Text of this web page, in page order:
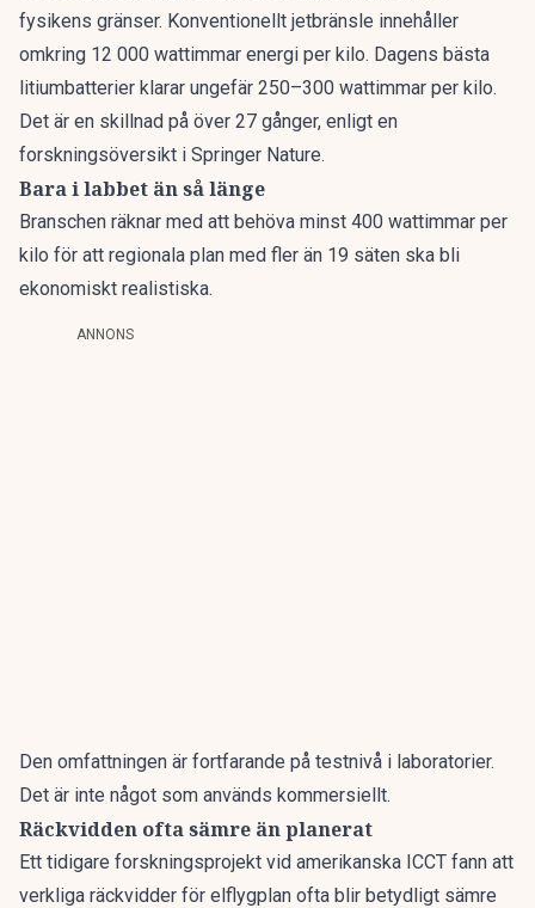
fysikens gränser. Konventionellt jetbränsle innehåller
omkring 12 000 wattimmar energi per kilo. Dagens bästa
litiumbatterier klarar ungefär 250–300 wattimmar per kilo.
Det är en skillnad på över 27 gånger, enligt en
forskningsöversikt i Springer Nature.
Bara i labbet än så länge
Branschen räknar med att behöva minst 400 wattimmar per
kilo för att regionala plan med fler än 19 säten ska bli
ekonomiskt realistiska.
ANNONS
Den omfattningen är fortfarande på testnivå i laboratorier.
Det är inte något som används kommersiellt.
Räckvidden ofta sämre än planerat
Ett tidigare forskningsprojekt vid amerikanska ICCT fann att
verkliga räckvidder för elflygplan ofta blir betydligt sämre